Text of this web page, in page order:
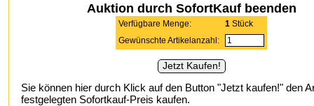
Auktion durch SofortKauf beenden
Verfügbare Menge: 1 Stück
Gewünschte Artikelanzahl:
Sie können hier durch Klick auf den Button "Jetzt kaufen!" den
festgelegten Sofortkauf-Preis kaufen.